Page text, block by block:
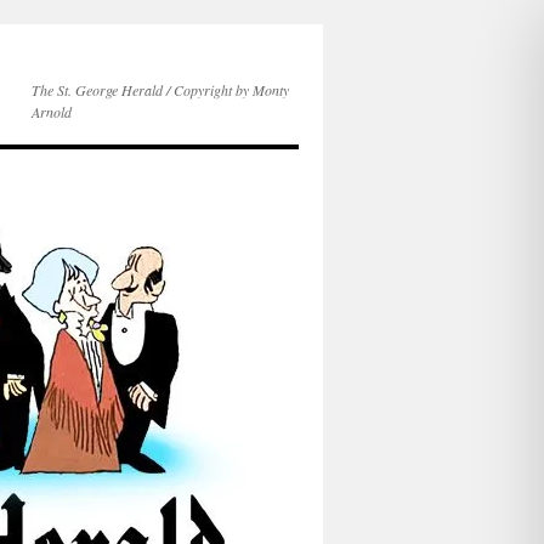
The St. George Herald / Copyright by Monty
Arnold